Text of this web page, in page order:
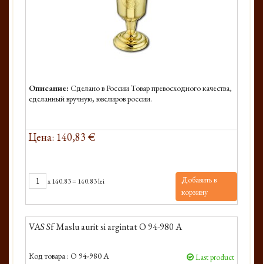
Описание: Сделано в России Товар превосходного качества,
сделанный вручную, ювелиров россии.
Цена: 140,83 €
x140.83= 140.83 lei
Добавить в
корзину
VAS Sf Maslu aurit si argintat O 94-980 A
Код товара : O 94-980 A Last product